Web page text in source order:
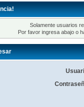
Solamente usuarios
Por favor ingresa abajo o